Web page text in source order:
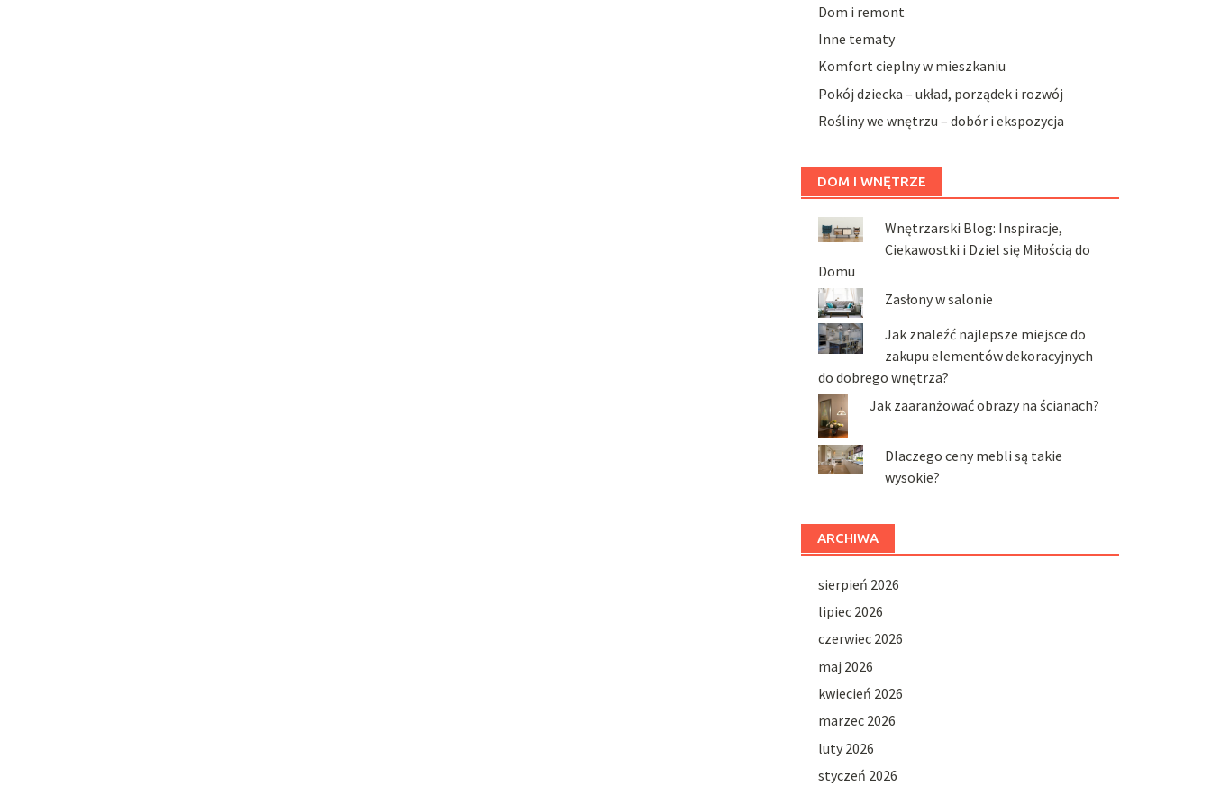
Dom i remont
Inne tematy
Komfort cieplny w mieszkaniu
Pokój dziecka – układ, porządek i rozwój
Rośliny we wnętrzu – dobór i ekspozycja
DOM I WNĘTRZE
Wnętrzarski Blog: Inspiracje,
Ciekawostki i Dziel się Miłością do
Domu
Zasłony w salonie
Jak znaleźć najlepsze miejsce do
zakupu elementów dekoracyjnych
do dobrego wnętrza?
Jak zaaranżować obrazy na ścianach?
Dlaczego ceny mebli są takie
wysokie?
ARCHIWA
sierpień 2026
lipiec 2026
czerwiec 2026
maj 2026
kwiecień 2026
marzec 2026
luty 2026
styczeń 2026